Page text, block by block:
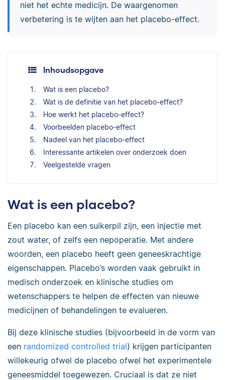
niet het echte medicijn. De waargenomen
verbetering is te wijten aan het placebo-effect.
Inhoudsopgave
Wat is een placebo?
Wat is de definitie van het placebo-effect?
Hoe werkt het placebo-effect?
Voorbeelden placebo-effect
Nadeel van het placebo-effect
Interessante artikelen over onderzoek doen
Veelgestelde vragen
Wat is een placebo?
Een placebo kan een suikerpil zijn, een injectie met
zout water, of zelfs een nepoperatie. Met andere
woorden, een placebo heeft geen geneeskrachtige
eigenschappen. Placebo’s worden vaak gebruikt in
medisch onderzoek en klinische studies om
wetenschappers te helpen de effecten van nieuwe
medicijnen of behandelingen te evalueren.
Bij deze klinische studies (bijvoorbeeld in de vorm van
een randomized controlled trial) krijgen participanten
willekeurig ofwel de placebo ofwel het experimentele
geneesmiddel toegewezen. Cruciaal is dat ze niet